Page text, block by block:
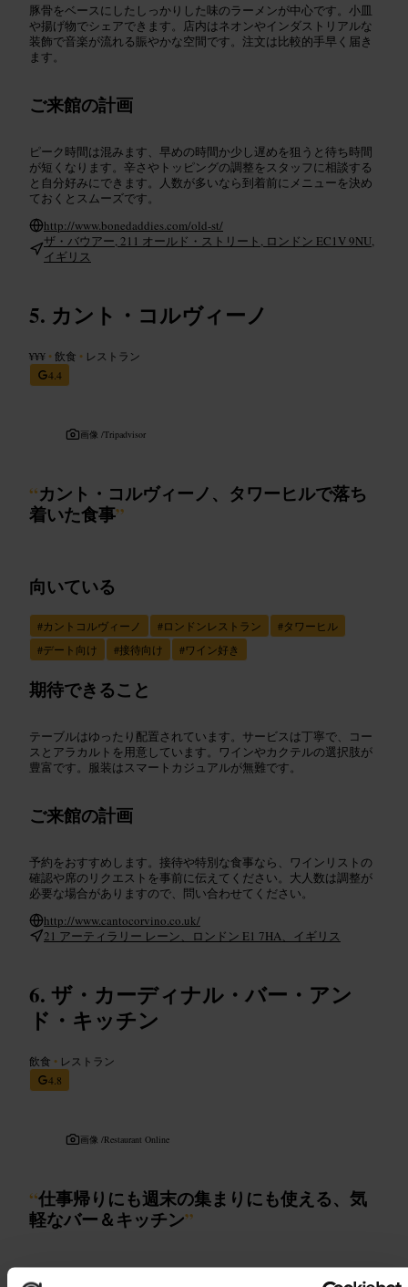
豚骨をベースにしたしっかりした味のラーメンが中心です。小皿
や揚げ物でシェアできます。店内はネオンやインダストリアルな
装飾で音楽が流れる賑やかな空間です。注文は比較的手早く届き
ます。
ご来館の計画
ピーク時間は混みます、早めの時間か少し遅めを狙うと待ち時間
が短くなります。辛さやトッピングの調整をスタッフに相談する
と自分好みにできます。人数が多いなら到着前にメニューを決め
ておくとスムーズです。
http://www.bonedaddies.com/old-st/
ザ・バウアー, 211 オールド・ストリート, ロンドン EC1V 9NU,
イギリス
カント・コルヴィーノ
¥¥¥ • 飲食 • レストラン
4.4
画像 /Tripadvisor
“カント・コルヴィーノ、タワーヒルで落ち
着いた食事”
向いている
#カントコルヴィーノ #ロンドンレストラン #タワーヒル
#デート向け #接待向け #ワイン好き
期待できること
テーブルはゆったり配置されています。サービスは丁寧で、コー
スとアラカルトを用意しています。ワインやカクテルの選択肢が
豊富です。服装はスマートカジュアルが無難です。
ご来館の計画
予約をおすすめします。接待や特別な食事なら、ワインリストの
確認や席のリクエストを事前に伝えてください。大人数は調整が
必要な場合がありますので、問い合わせてください。
http://www.cantocorvino.co.uk/
21 アーティラリー レーン、ロンドン E1 7HA、イギリス
ザ・カーディナル・バー・アン
ド・キッチン
飲食 • レストラン
4.8
画像 /Restaurant Online
“仕事帰りにも週末の集まりにも使える、気
軽なバー＆キッチン”